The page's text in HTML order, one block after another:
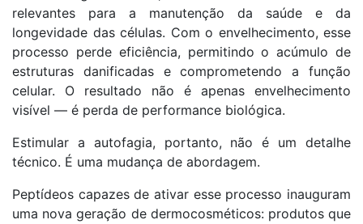
relevantes para a manutenção da saúde e da
longevidade das células. Com o envelhecimento, esse
processo perde eficiência, permitindo o acúmulo de
estruturas danificadas e comprometendo a função
celular. O resultado não é apenas envelhecimento
visível — é perda de performance biológica.
Estimular a autofagia, portanto, não é um detalhe
técnico. É uma mudança de abordagem.
Peptídeos capazes de ativar esse processo inauguram
uma nova geração de dermocosméticos: produtos que